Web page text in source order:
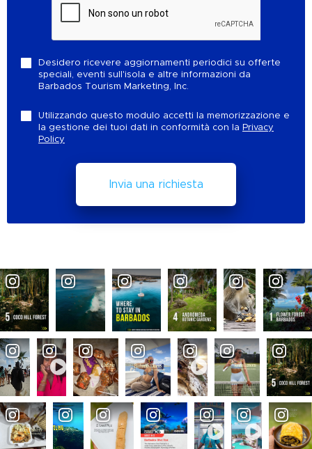
Desidero ricevere aggiornamenti periodici su offerte
speciali, eventi sull'isola e altre informazioni da
Barbados Tourism Marketing, Inc.
Utilizzando questo modulo accetti la memorizzazione e
la gestione dei tuoi dati in conformità con la Privacy
Policy